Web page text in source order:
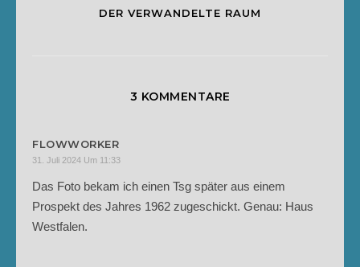
DER VERWANDELTE RAUM
3 KOMMENTARE
FLOWWORKER
31. Juli 2024 Um 11:33
Das Foto bekam ich einen Tsg später aus einem
Prospekt des Jahres 1962 zugeschickt. Genau: Haus
Westfalen.